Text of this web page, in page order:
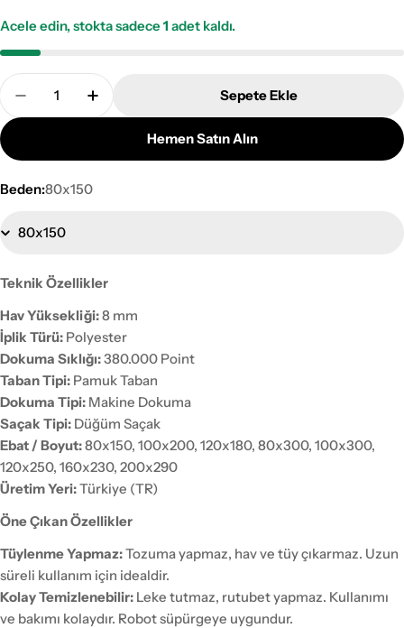
Acele edin, stokta sadece1 adet kaldı.
Adet
Prag 9204 Bej Geometrik Salon Halısı Adetini Azalt
Prag 9204 Bej Geometrik Salon Halısı
Sepete Ekle
Hemen Satın Alın
Beden:80x150
Teknik Özellikler
Hav Yüksekliği:8 mm
İplik Türü: Polyester
Dokuma Sıklığı:380.000 Point
Taban Tipi: Pamuk Taban
Dokuma Tipi: Makine Dokuma
Saçak Tipi: Düğüm Saçak
Ebat / Boyut:80x150, 100x200, 120x180, 80x300, 100x300,
120x250, 160x230, 200x290
Üretim Yeri:Türkiye (TR)
Öne Çıkan Özellikler
Tüylenme Yapmaz:Tozuma yapmaz, hav ve tüy çıkarmaz. Uzun
süreli kullanım için idealdir.
Kolay Temizlenebilir: Leke tutmaz, rutubet yapmaz. Kullanımı
ve bakımı kolaydır. Robot süpürgeye uygundur.